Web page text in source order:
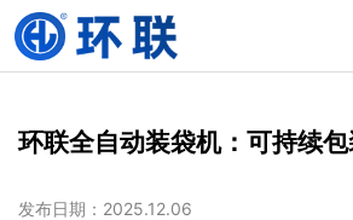
环联全自动装袋机：可持续
发布日期：2025.12.06